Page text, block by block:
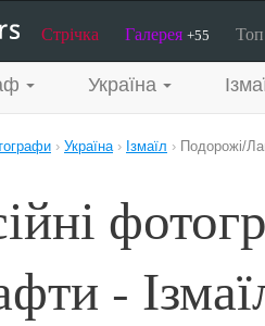
Стрічка Галерея +55
Україна
› Україна› Ізмаїл › Подорожі/
-